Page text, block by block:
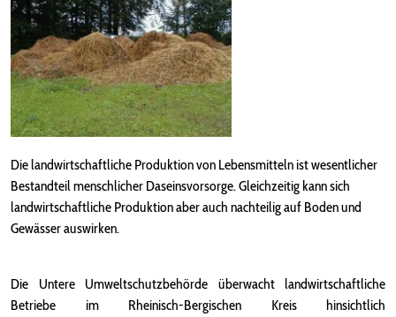
Die landwirtschaftliche Produktion von Lebensmitteln ist wesentlicher
Bestandteil menschlicher Daseinsvorsorge. Gleichzeitig kann sich
landwirtschaftliche Produktion aber auch nachteilig auf Boden und
Gewässer auswirken.
Die Untere Umweltschutzbehörde überwacht landwirtschaftliche
Betriebe im Rheinisch-Bergischen Kreis hinsichtlich